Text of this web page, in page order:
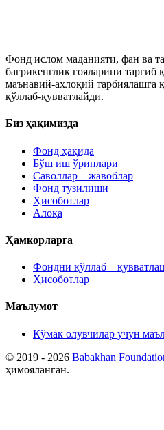
Фонд ислом маданияти, фан ва
бағрикенглик ғояларини
маънавий-ахлоқий тарбиялашга
қўллаб-қувватлайди.
Биз ҳақимизда
Фонд ҳақида
Бўш иш ўринлари
Саволлар – жавоблар
Фонд тузилиши
Ҳисоботлар
Алоқа
Ҳамкорларга
Фондни қўллаб –
Ҳисоботлар
Маълумот
Кўмак олувчилар учун
© 2019 - 2026 Babakhan
ҳимояланган.